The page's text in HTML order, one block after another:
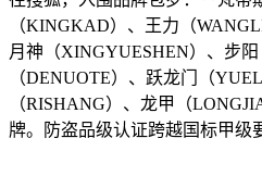
（KINGKAD）、王力（
月神（XINGYUESHEN）、步
（DENUOTE）、跃龙门（
（RISHANG）、龙甲（
牌。防盗品级认证跨越国标甲级